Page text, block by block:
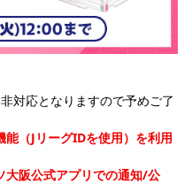
（JリーグIDを使用）を利用
阪公式アプリでの通知/公